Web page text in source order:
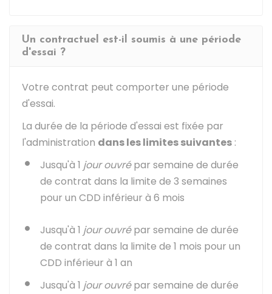
Un contractuel est-il soumis à une période
d'essai ?
Votre contrat peut comporter une période
d'essai.
La durée de la période d'essai est fixée par
l'administration dans les limites suivantes :
Jusqu'à 1 jour ouvrépar semaine de durée
de contrat dans la limite de 3 semaines
pour un CDD inférieur à 6 mois
Jusqu'à 1 jour ouvrépar semaine de durée
de contrat dans la limite de 1 mois pour un
CDD inférieur à 1 an
Jusqu'à 1 jour ouvrépar semaine de durée